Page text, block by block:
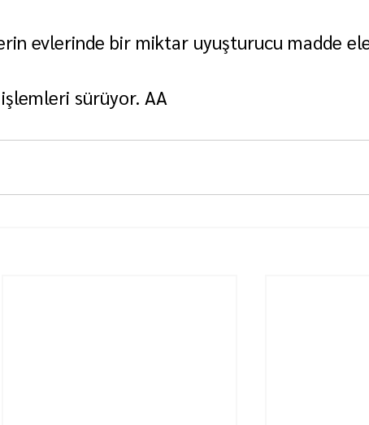
evlerinde bir miktar uyuşturucu madde
sürüyor. AA